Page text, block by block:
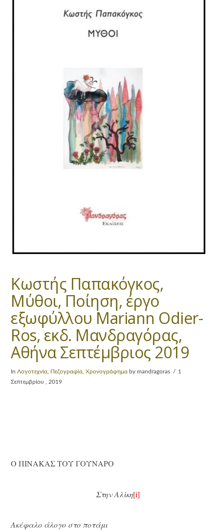
Κωστής Παπακόγκος,
Μύθοι, Ποίηση, έργο
εξωφύλλου Mariann Odier-
Ros, εκδ. Μανδραγόρας,
Αθήνα Σεπτέμβριος 2019
InΛογοτεχνία Πεζογραφία ,Χρονογράφημα by mandragoras
1
Σεπτεμβρίου , 2019
Ο ΠΙΝΑΚΑΣ ΤΟΥ ΓΟΥΝΑΡΟ
Στην Αλίκη[i]
Ακέφαλο άλογο στο ποτάμι